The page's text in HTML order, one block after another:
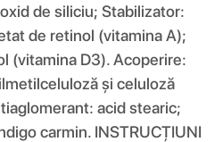
de siliciu; Stabilizator:
de retinol (vitamina A);
(vitamina D3). Acoperire:
și celuloză
acid stearic;
carmin. INSTRUCȚIUNI